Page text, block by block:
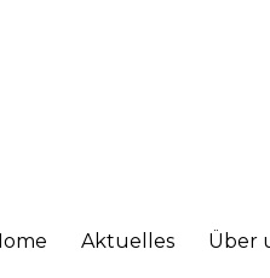
ofim
Aktuelles Über